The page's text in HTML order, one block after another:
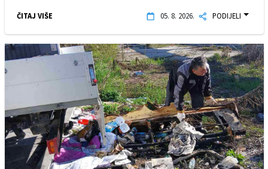
ČITAJ VIŠE 05. 8. 2026. PODIJELI